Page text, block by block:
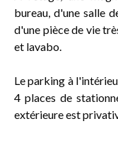
bureau, d'une salle
d'une pièce de vie
et lavabo.
Le parking à
4 places de
extérieure est